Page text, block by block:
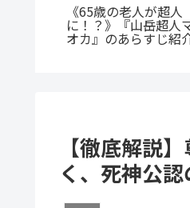
公私で変わる凄まじい
ャップ『志乃と恋』
らすじ徹底紹介！甘
【徹底解説
く、死神公